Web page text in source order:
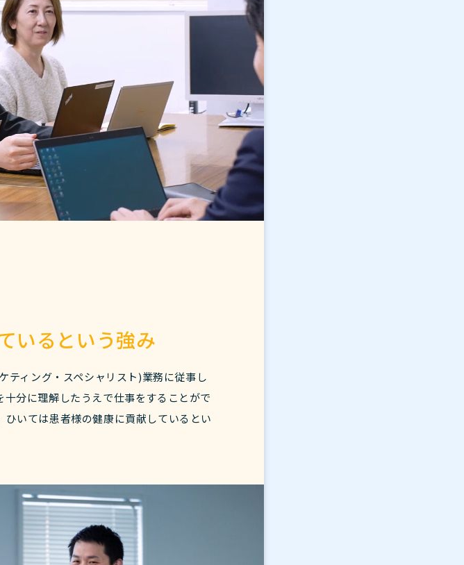
いるという強み
ティング・スペシャリスト)業務に従事し
分に理解したうえで仕事をすることがで
いては患者様の健康に貢献しているとい